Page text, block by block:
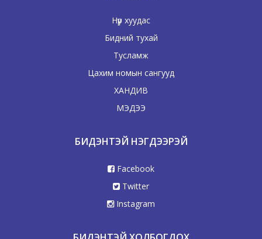
Нүүр хуудас
Бидний тухай
Тусламж
Цахим номын сангууд
ХАНДИВ
МЭДЭЭ
БИДЭНТЭЙ НЭГДЭЭРЭЙ
Facebook
Twitter
Instagram